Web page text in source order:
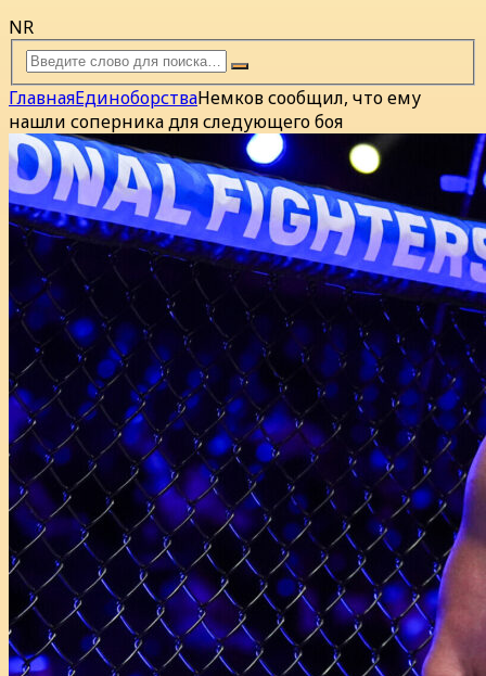
NR
ГлавнаяЕдиноборстваНемков сообщил, что ему
нашли соперника для следующего боя